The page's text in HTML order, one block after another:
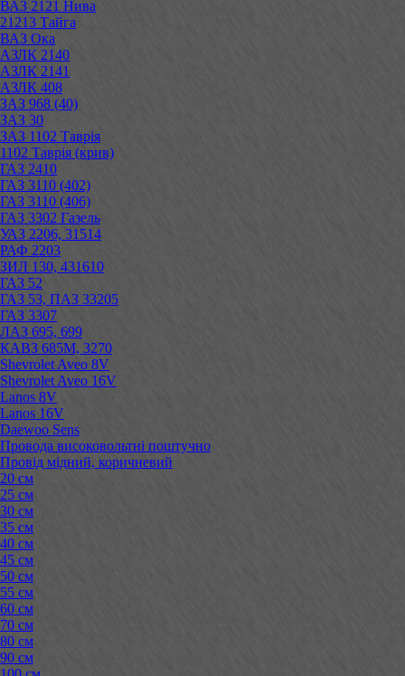
ВАЗ 2121 Нива
21213 Тайга
ВАЗ Ока
АЗЛК 2140
АЗЛК 2141
АЗЛК 408
ЗАЗ 968 (40)
ЗАЗ 30
ЗАЗ 1102 Таврія
1102 Таврія (крив)
ГАЗ 2410
ГАЗ 3110 (402)
ГАЗ 3110 (406)
ГАЗ 3302 Газель
УАЗ 2206, 31514
РАФ 2203
ЗИЛ 130, 431610
ГАЗ 52
ГАЗ 53, ПАЗ 33205
ГАЗ 3307
ЛАЗ 695, 699
КАВЗ 685М, 3270
Shevrolet Aveo 8V
Shevrolet Aveo 16V
Lanos 8V
Lanos 16V
Daewoo Sens
Провода високовольтні поштучно
Провід мідний, коричневий
20 см
25 см
30 см
35 см
40 см
45 см
50 см
55 см
60 см
70 см
80 см
90 см